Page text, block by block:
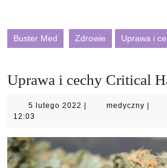
Buster Med Zdrowie Uprawa i
Uprawa i cechy Critical
5 lutego 2022 5
medyczny
12:03